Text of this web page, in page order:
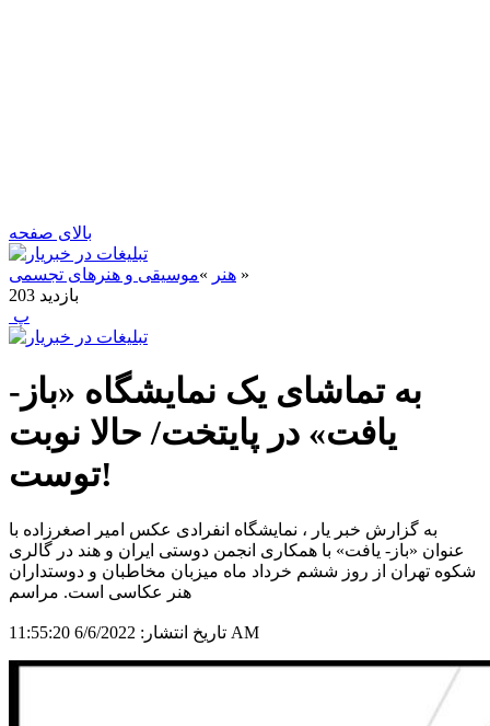
بالای صفحه
هنر »موسیقی و هنرهای تجسمی
»
203 بازدید
‍ پ
به تماشای یک نمایشگاه «باز-
یافت» در پایتخت/ حالا نوبت
توست!
به گزارش خبر یار ، نمایشگاه انفرادی عکس امیر اصغرزاده با
عنوان «باز- یافت» با همکاری انجمن دوستی ایران و هند در گالری
شکوه تهران از روز ششم خرداد ماه میزبان مخاطبان و دوستداران
هنر عکاسی است. مراسم
تاریخ انتشار: 6/6/2022 11:55:20 AM